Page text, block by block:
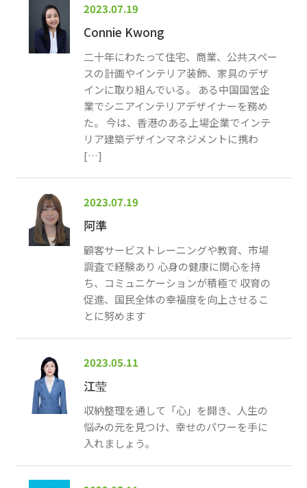
2023.07.19
Connie Kwong
二十年にわたって住宅、商業、公共スペー
スの計画やインテリア装飾、家具のデザ
インに取り組んでいる。 ある中国国営企
業でシニアインテリアデザイナーを務め
た。 今は、香港のある上場企業でインテ
リア建築デザインマネジメントに携わ
[…]
2023.07.19
阿準
顧客サービストレーニングや教育、市場
調査で経験あり 心身の健康に関心を持
ち、コミュニケーションが積極で 収育の
促進、国民全体の幸福度を向上させるこ
とに努めます
2023.05.11
江莹
収納整理を通して「心」を開き、人生の
悩みの元を見つけ、幸せのパワーを手に
入れましょう。